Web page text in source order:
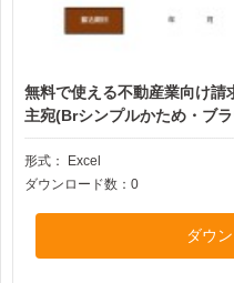
無料で使える不動産業向け請
主宛(Brシンプルかため・ブ
形式：
Excel
ダウンロード数：0
ダウ